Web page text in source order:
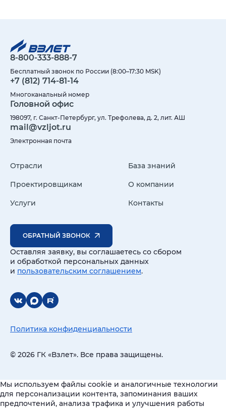
8-800-333-888-7
Бесплатный звонок по России (8:00–17:30 MSK)
+7 (812) 714-81-14
Многоканальный номер
Головной офис
198097, г. Санкт-Петербург, ул. Трефолева, д. 2, лит. АШ
mail@vzljot.ru
Электронная почта
Отрасли
Проектировщикам
Услуги
База знаний
О компании
Контакты
ОБРАТНЫЙ ЗВОНОК
Оставляя заявку, вы соглашаетесь со сбором
и обработкой персональных данных
и пользовательским соглашением.
© 2026 ГК «Взлет». Все права защищены.
Политика конфиденциальности
Мы используем файлы cookie и аналогичные технологии
для персонализации контента, запоминания ваших
предпочтений, анализа трафика и улучшения работы